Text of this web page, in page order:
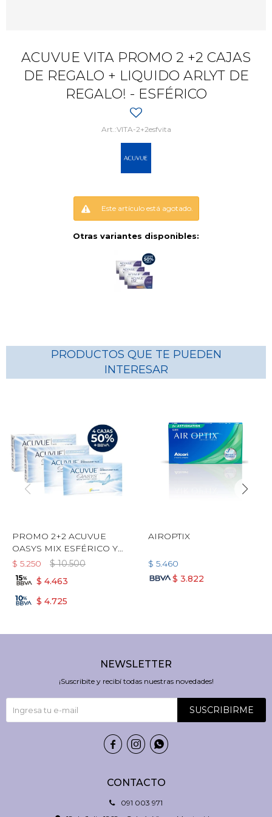
ACUVUE VITA PROMO 2 +2 CAJAS
DE REGALO + LIQUIDO ARLYT DE
REGALO! - ESFÉRICO
VITA-2+2esfvita
Este artículo está agotado.
Otras variantes disponibles:
PRODUCTOS QUE TE PUEDEN
INTERESAR
PROMO 2+2 ACUVUE
OASYS MIX ESFÉRICO Y
TORICO + LIQUIDO
ARLYT!
$ 5.250 $ 10.500
$ 4.463
$ 4.725
AIROPTIX
$ 5.460
$ 3.822
CONTACTO
091 003 971
NEWSLETTER
¡Suscribite y recibí todas nuestras novedades!
SUSCRIBIRME
  